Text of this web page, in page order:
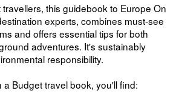
this guidebook to Europe On
experts, combines must-see
and offers essential tips for both
adventures. It's sustainably
responsibility.
a Budget travel book, you'll find: